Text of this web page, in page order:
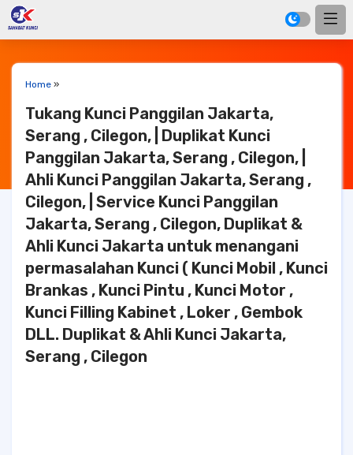
Home »
Tukang Kunci Panggilan Jakarta,
Serang , Cilegon, | Duplikat Kunci
Panggilan Jakarta, Serang , Cilegon, |
Ahli Kunci Panggilan Jakarta, Serang ,
Cilegon, | Service Kunci Panggilan
Jakarta, Serang , Cilegon, Duplikat &
Ahli Kunci Jakarta untuk menangani
permasalahan Kunci ( Kunci Mobil , Kunci
Brankas , Kunci Pintu , Kunci Motor ,
Kunci Filling Kabinet , Loker , Gembok
DLL. Duplikat & Ahli Kunci Jakarta,
Serang , Cilegon